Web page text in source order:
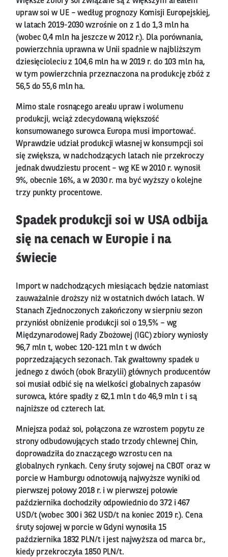
upraw soi w UE – według prognozy Komisji Europejskiej,
w latach 2019-2030 wzrośnie on z 1 do 1,3 mln ha
(wobec 0,4 mln ha jeszcze w 2012 r.). Dla porównania,
powierzchnia uprawna w Unii spadnie w najbliższym
dziesięcioleciu z 104,6 mln ha w 2019 r. do 103 mln ha,
w tym powierzchnia przeznaczona na produkcję zbóż z
56,5 do 55,6 mln ha.
Mimo stale rosnącego areału upraw i wolumenu
produkcji, wciąż zdecydowaną większość
konsumowanego surowca Europa musi importować.
Wprawdzie udział produkcji własnej w konsumpcji soi
się zwiększa, w nadchodzących latach nie przekroczy
jednak dwudziestu procent – wg KE w 2010 r. wynosił
9%, obecnie 16%, a w 2030 r. ma być wyższy o kolejne
trzy punkty procentowe.
Spadek produkcji soi w USA odbija
się na cenach w Europie i na
świecie
Import w nadchodzących miesiącach będzie natomiast
zauważalnie droższy niż w ostatnich dwóch latach. W
Stanach Zjednoczonych zakończony w sierpniu sezon
przyniósł obniżenie produkcji soi o 19,5% – wg
Międzynarodowej Rady Zbożowej (IGC) zbiory wyniosły
96,7 mln t, wobec 120-121 mln t w dwóch
poprzedzających sezonach. Tak gwałtowny spadek u
jednego z dwóch (obok Brazylii) głównych producentów
soi musiał odbić się na wielkości globalnych zapasów
surowca, które spadły z 62,1 mln t do 46,9 mln t i są
najniższe od czterech lat.
Mniejsza podaż soi, połączona ze wzrostem popytu ze
strony odbudowujących stado trzody chlewnej Chin,
doprowadziła do znaczącego wzrostu cen na
globalnych rynkach. Ceny śruty sojowej na CBOT oraz w
porcie w Hamburgu odnotowują najwyższe wyniki od
pierwszej połowy 2018 r. i w pierwszej połowie
października dochodziły odpowiednio do 372 i 467
USD/t (wobec 300 i 362 USD/t na koniec 2019 r.). Cena
śruty sojowej w porcie w Gdyni wynosiła 15
października 1832 PLN/t i jest najwyższa od marca br.,
kiedy przekroczyła 1850 PLN/t.